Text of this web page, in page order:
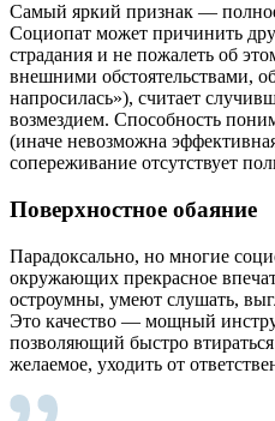
Самый яркий признак —
Социопат может причинить
страдания и не пожалеть об
внешними обстоятельствами,
напросилась»), считает
возмездием. Способность
(иначе невозможна
сопереживание отсутствует
Поверхностное обаяние
Парадоксально, но многие
окружающих прекрасное
остроумны, умеют слушать,
Это качество — мощный
позволяющий быстро
желаемое, уходить от